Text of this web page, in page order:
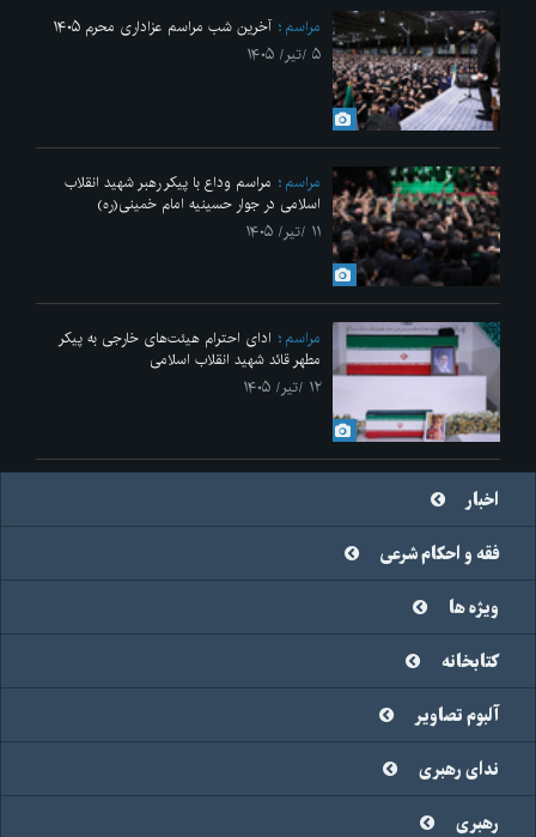
مراسم
آخرین شب مراسم عزاداری محرم ۱۴۰۵
۵ /تیر/ ۱۴۰۵
مراسم
مراسم وداع با پیکر رهبر شهید انقلاب
اسلامی در جوار حسینیه امام خمینی(ره)
۱۱ /تیر/ ۱۴۰۵
مراسم
ادای احترام هیئت‌های خارجی به پیکر
مطهر قائد شهید انقلاب اسلامی
۱۲ /تیر/ ۱۴۰۵
اخبار
فقه و احکام شرعی
ویژه ها
کتابخانه
آلبوم تصاویر
ندای رهبری
رهبری